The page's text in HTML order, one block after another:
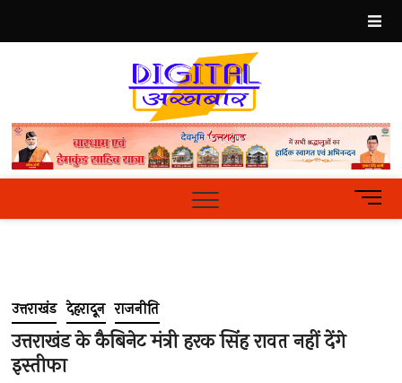
content
Hindi
News
PortalM
e
उत्तराखंड देहरादून राजनीति
उत्तराखंड के कैबिनेट मंत्री हरक सिंह रावत नहीं देंगे
इस्तीफा